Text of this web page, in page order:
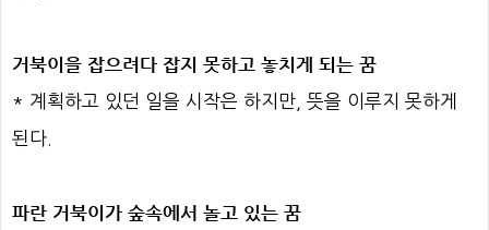
거북이을 잡으려다 잡지 못하고 놓치게 되는 꿈
* 계획하고 있던 일을 시작은 하지만, 뜻을 이루지 못하게
된다.
파란 거북이가 숲속에서 놀고 있는 꿈